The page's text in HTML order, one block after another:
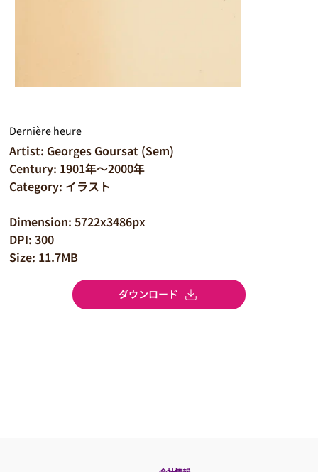
Dernière heure
Artist: Georges Goursat (Sem)
Century: 1901年～2000年
Category: イラスト
Dimension: 5722x3486px
DPI: 300
Size: 11.7MB
ダウンロード